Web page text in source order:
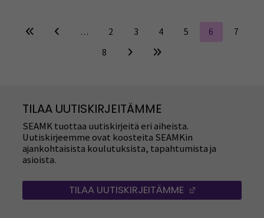
… 2 3 4 5 6
7
8
TILAA UUTISKIRJEITÄMME
SEAMK tuottaa uutiskirjeitä eri aiheista.
Uutiskirjeemme ovat koosteita SEAMKin
ajankohtaisista koulutuksista, tapahtumista ja
asioista.
TILAA UUTISKIRJEITÄMME